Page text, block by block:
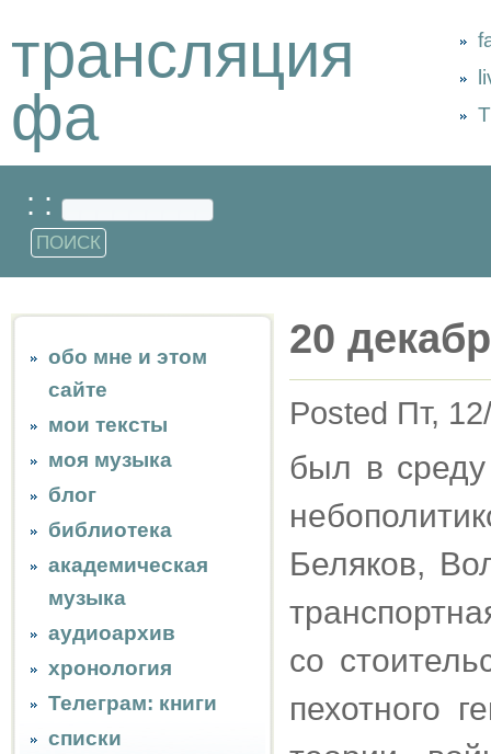
трансляция
фа
: :
обо мне и этом
сайте
мои тексты
моя музыка
блог
библиотека
академическая
музыка
аудиоархив
хронология
Телеграм: книги
списки
20
Posted Пт,
был в среду
Беляков,
со
пехотного